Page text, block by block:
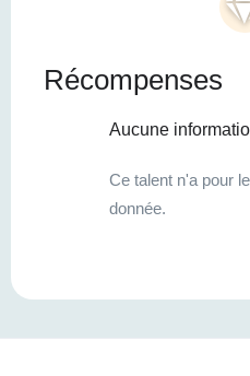
Récompenses
Aucune
Ce talent n'a pour
donnée.